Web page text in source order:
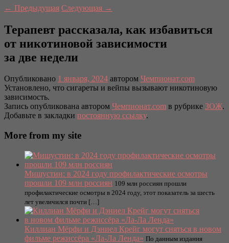
← Предыдущая Следующая →
Терапевт рассказала, как избавиться
от никотиновой зависимости
за две недели
Опубликовано 1 января, 2024 автором Чемпионат.com
Установлено, что сигареты и вейпы вызывают никотиновую
зависимость.
Запись опубликована автором Чемпионат.com в рубрике ЗОЖ.
Добавьте в закладки постоянную ссылку.
More from my site
Мишустин: в 2024 году профилактические осмотры
прошли 109 млн россиян 109 млн россиян прошли
профилактические осмотры в 2024 году, этот показатель за шесть
лет увеличился почти […]
Киллиан Мёрфи и Дэниел Крейг могут сняться в новом
фильме режиссёра «Ла-Ла Ленда» По данным издания